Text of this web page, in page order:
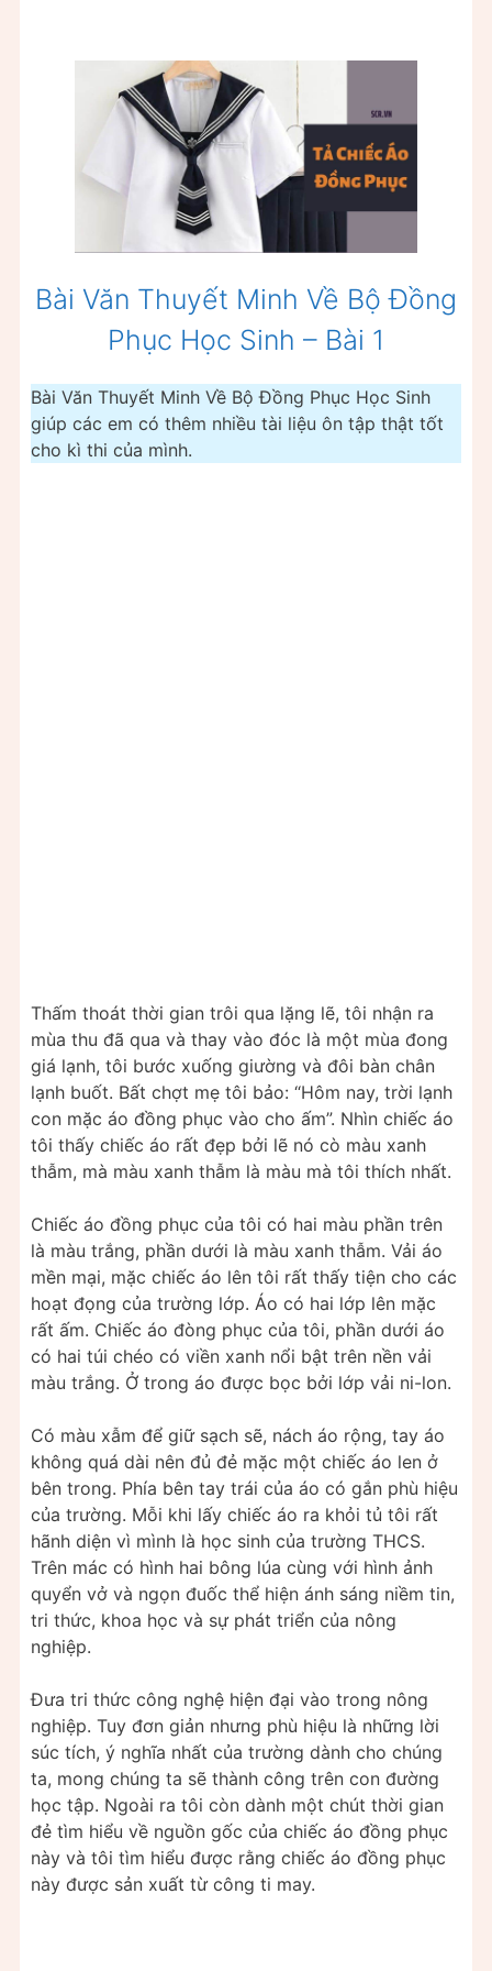
Bài Văn Thuyết Minh Về Bộ Đồng
Phục Học Sinh – Bài 1
Bài Văn Thuyết Minh Về Bộ Đồng Phục Học Sinh
giúp các em có thêm nhiều tài liệu ôn tập thật tốt
cho kì thi của mình.
Thấm thoát thời gian trôi qua lặng lẽ, tôi nhận ra
mùa thu đã qua và thay vào đóc là một mùa đong
giá lạnh, tôi bước xuống giường và đôi bàn chân
lạnh buốt. Bất chợt mẹ tôi bảo: “Hôm nay, trời lạnh
con mặc áo đồng phục vào cho ấm”. Nhìn chiếc áo
tôi thấy chiếc áo rất đẹp bởi lẽ nó cò màu xanh
thẫm, mà màu xanh thẫm là màu mà tôi thích nhất.
Chiếc áo đồng phục của tôi có hai màu phần trên
là màu trắng, phần dưới là màu xanh thẫm. Vải áo
mền mại, mặc chiếc áo lên tôi rất thấy tiện cho các
hoạt đọng của trường lớp. Áo có hai lớp lên mặc
rất ấm. Chiếc áo đòng phục của tôi, phần dưới áo
có hai túi chéo có viền xanh nổi bật trên nền vải
màu trắng. Ở trong áo được bọc bởi lớp vải ni-lon.
Có màu xẫm để giữ sạch sẽ, nách áo rộng, tay áo
không quá dài nên đủ đẻ mặc một chiếc áo len ở
bên trong. Phía bên tay trái của áo có gắn phù hiệu
của trường. Mỗi khi lấy chiếc áo ra khỏi tủ tôi rất
hãnh diện vì mình là học sinh của trường THCS.
Trên mác có hình hai bông lúa cùng với hình ảnh
quyển vở và ngọn đuốc thể hiện ánh sáng niềm tin,
tri thức, khoa học và sự phát triển của nông
nghiệp.
Đưa tri thức công nghệ hiện đại vào trong nông
nghiệp. Tuy đơn giản nhưng phù hiệu là những lời
súc tích, ý nghĩa nhất của trường dành cho chúng
ta, mong chúng ta sẽ thành công trên con đường
học tập. Ngoài ra tôi còn dành một chút thời gian
đẻ tìm hiểu về nguồn gốc của chiếc áo đồng phục
này và tôi tìm hiểu được rằng chiếc áo đồng phục
này được sản xuất từ công ti may.